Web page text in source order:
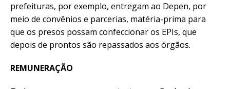
prefeituras, por exemplo, entregam ao Depen, por
meio de convênios e parcerias, matéria-prima para
que os presos possam confeccionar os EPIs, que
depois de prontos são repassados aos órgãos.
REMUNERAÇÃO